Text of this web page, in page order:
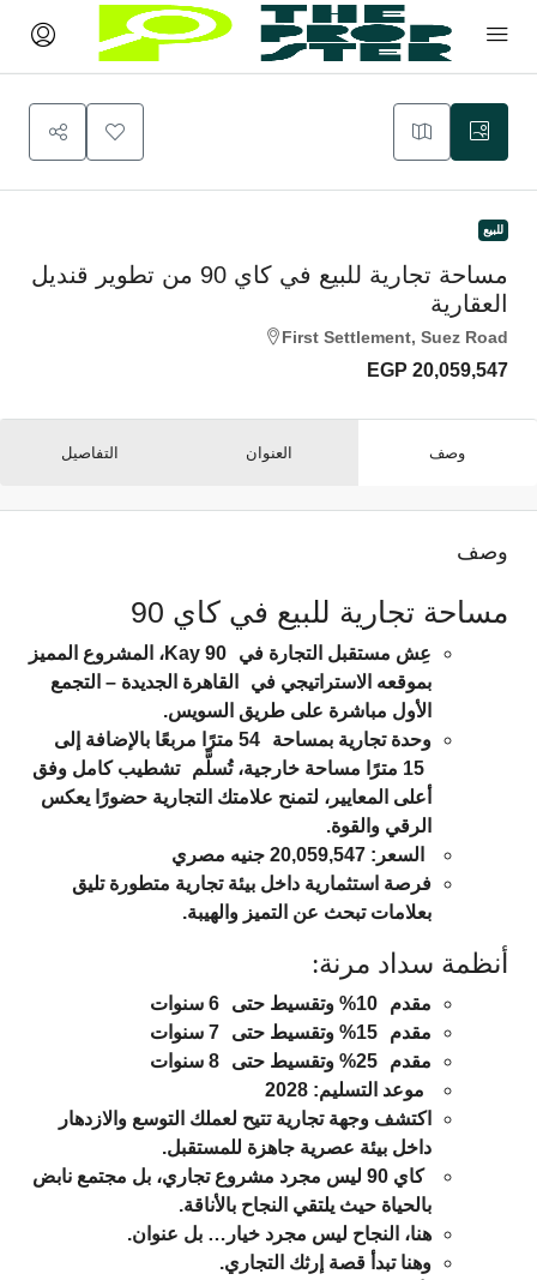
مساحة تجارية للبيع في كاي 90 من تطوير قنديل
العقارية
First Settlement, Suez Road
EGP 20,059,547
وصف العنوان التفاصيل
وصف
مساحة تجارية للبيع في كاي 90
عِش مستقبل التجارة في Kay 90، المشروع المميز
بموقعه الاستراتيجي في القاهرة الجديدة – التجمع
الأول مباشرة على طريق السويس.
وحدة تجارية بمساحة 54 مترًا مربعًا
بالإضافة إلى
، تُسلَّم تشطيب كاملوفق
أعلى المعايير، لتمنح علامتك التجارية حضورًا يعكس
الرقي والقوة.
السعر:20,059,547 جنيه مصري
فرصة استثمارية داخل بيئة تجارية متطورة تليق
بعلامات تبحث عن التميز والهيبة.
أنظمة سداد مرنة:
مقدم 10% وتقسيط حتى 6 سنوات
مقدم 15% وتقسيط حتى 7 سنوات
مقدم 25% وتقسيط حتى 8 سنوات
موعد التسليم:2028
اكتشف وجهة تجارية تتيح لعملك التوسع والازدهار
داخل بيئة عصرية جاهزة للمستقبل.
كاي 90
ليس مجرد مشروع تجاري، بل مجتمع نابض
بالحياة حيث يلتقي النجاح بالأناقة.
هنا، النجاح ليس مجرد خيار… بل عنوان.
وهنا تبدأ قصة إرثك التجاري.